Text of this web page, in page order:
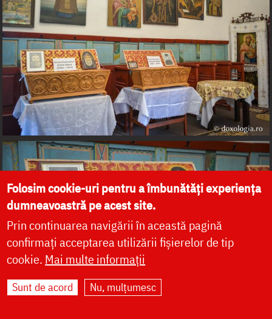
Folosim cookie-uri pentru a îmbunătăți experiența
dumneavoastră pe acest site.
Prin continuarea navigării în această pagină
confirmați acceptarea utilizării fișierelor de tip
cookie. Mai multe informații
Sunt de acord Nu, mulțumesc